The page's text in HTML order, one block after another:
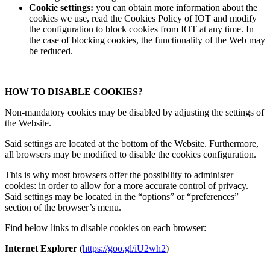
Cookie settings: you can obtain more information about the
cookies we use, read the Cookies Policy of IOT and modify
the configuration to block cookies from IOT at any time. In
the case of blocking cookies, the functionality of the Web may
be reduced.
HOW TO DISABLE COOKIES?
Non-mandatory cookies may be disabled by adjusting the settings of
the Website.
Said settings are located at the bottom of the Website. Furthermore,
all browsers may be modified to disable the cookies configuration.
This is why most browsers offer the possibility to administer
cookies: in order to allow for a more accurate control of privacy.
Said settings may be located in the “options” or “preferences”
section of the browser’s menu.
Find below links to disable cookies on each browser:
Internet Explorer (https://goo.gl/iU2wh2)